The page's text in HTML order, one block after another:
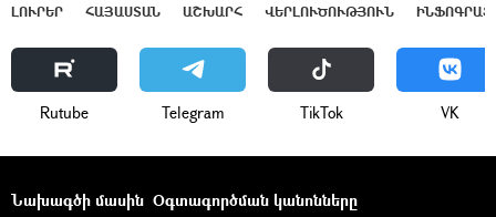
ԼՈՒՐԵՐ ՀԱՅԱՍՏԱՆ ԱՇԽԱՐՀ ՎԵՐԼՈՒԾՈՒԹՅՈՒՆ
Rutube Telegram ТikТоk VK
Նախագծի մասին Օգտագործման կանոնները